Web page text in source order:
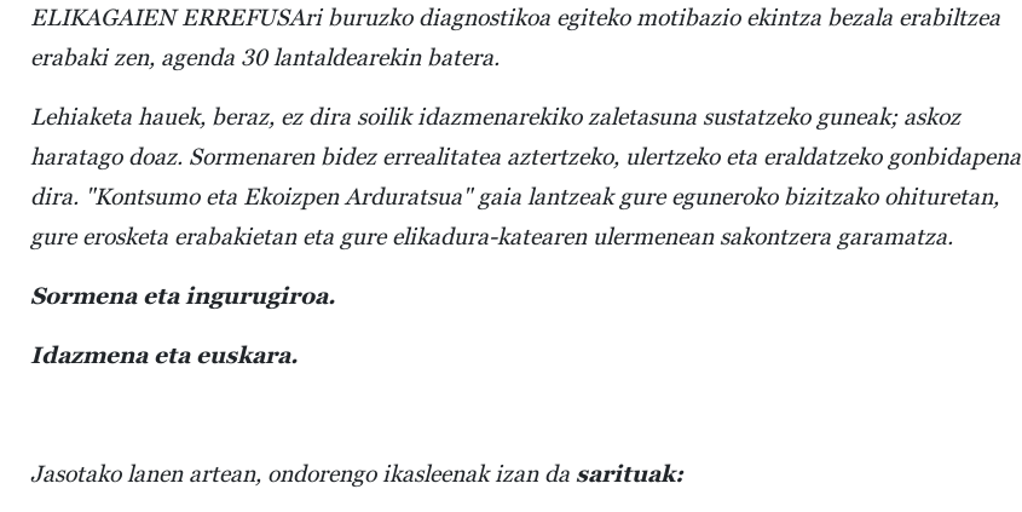
ELIKAGAIEN ERREFUSAri buruzko diagnostikoa egiteko motibazio ekintza bezala erabiltzea
erabaki zen, agenda 30 lantaldearekin batera.
Lehiaketa hauek, beraz, ez dira soilik idazmenarekiko zaletasuna sustatzeko guneak; askoz
haratago doaz. Sormenaren bidez errealitatea aztertzeko, ulertzeko eta eraldatzeko gonbidapena
dira. "Kontsumo eta Ekoizpen Arduratsua" gaia lantzeak gure eguneroko bizitzako ohituretan,
gure erosketa erabakietan eta gure elikadura-katearen ulermenean sakontzera garamatza.
Sormena eta ingurugiroa.
Idazmena eta euskara.
Jasotako lanen artean, ondorengo ikasleenak izan da sarituak: